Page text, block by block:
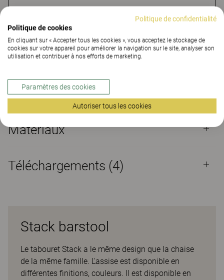
TROUVER UNE DE NOS AGENCES
Matériaux Téléchargements (4)
Matériaux
Téléchargements (4)
Stack barstool
Le tabouret Stack a le même design que la chaise
de la même famille. L'assise est disponible en
différentes finitions, couleurs. Il est disponible en
Politique de confidentialité
Politique de cookies
En cliquant sur « Accepter tous les cookies », vous acceptez le stockage de
cookies sur votre appareil pour améliorer la navigation sur le site, analyser son
utilisation et contribuer à nos efforts de marketing.
Paramètres des cookies
Autoriser tous les cookies